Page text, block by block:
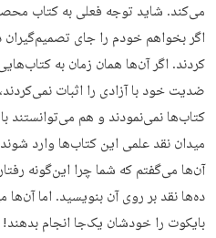
می‌کند. شاید توجه فعلی به کتاب
اگر بخواهم خودم را جای تصمیم‌گیران
کردند. اگر آن‌ها همان زمان به
ضدیت خود با آزادی را اثبات
کتاب‌ها نمی‌نمودند و هم می‌توانستند
میدان نقد علمی این کتاب‌ها وارد
آن‌ها می‌گفتم که شما چرا این‌گونه
ده‌ها نقد بر روی آن بنویسید. اما آن‌ها
بایکوت را خودشان یک‌جا انجام